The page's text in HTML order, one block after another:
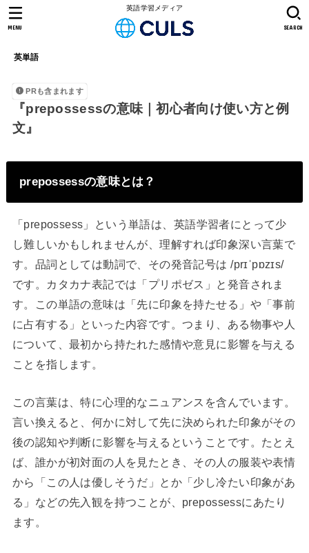
英語学習メディア
英単語
SEARCH
MENU
PRも含まれます
『prepossessの意味｜初心者向け使い方と例
文』
prepossessの意味とは？
「prepossess」という単語は、英語学習者にとって少
し難しいかもしれませんが、理解すれば印象深い言葉で
す。品詞としては動詞で、その発音記号は /prɪˈpɒzɪs/
です。カタカナ表記では「プリポゼス」と発音されま
す。この単語の意味は「先に印象を持たせる」や「事前
に占有する」といった内容です。つまり、ある物事や人
について、最初から持たれた感情や意見に影響を与える
ことを指します。
この言葉は、特に心理的なニュアンスを含んでいます。
言い換えると、何かに対して先に決められた印象がその
後の認知や判断に影響を与えるということです。たとえ
ば、誰かが初対面の人を見たとき、その人の服装や表情
から「この人は優しそうだ」とか「少し冷たい印象があ
る」などの先入観を持つことが、prepossessにあたり
ます。